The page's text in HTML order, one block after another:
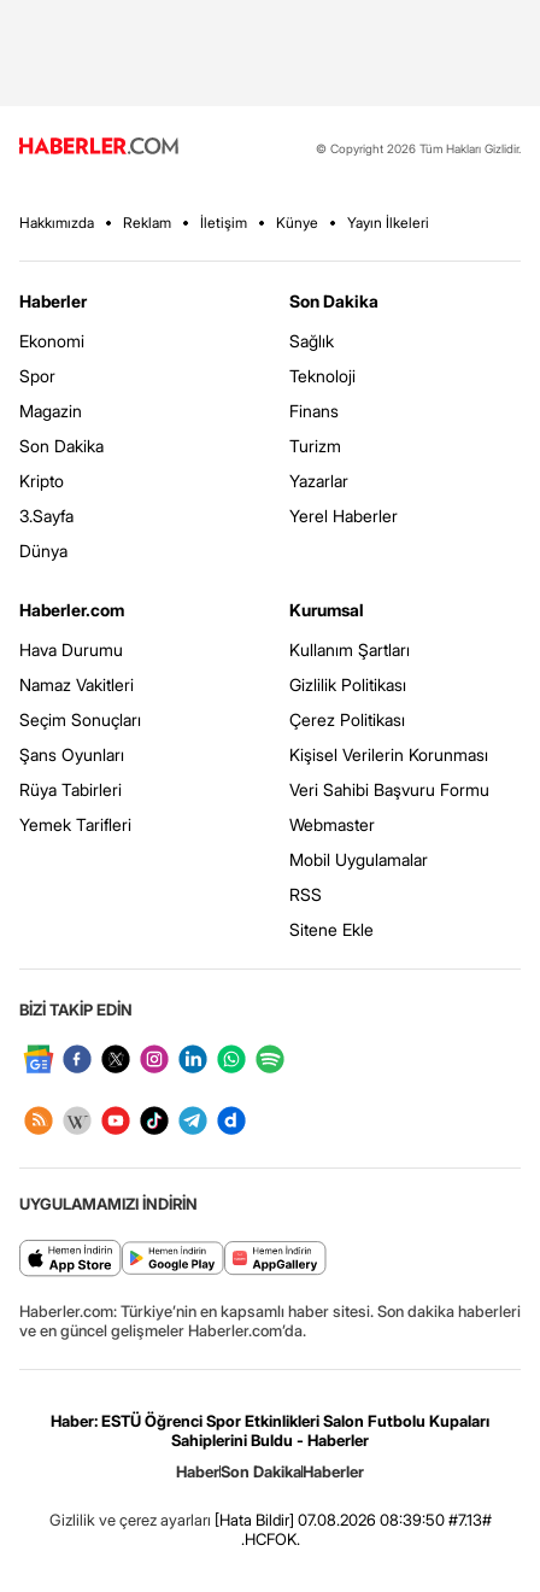
© Copyright 2026 Tüm Hakları Gizlidir.
Hakkımızda Reklam İletişim Künye Yayın İlkeleri
Haberler
Ekonomi
Spor
Magazin
Son Dakika
Kripto
3.Sayfa
Dünya
Son Dakika
Sağlık
Teknoloji
Finans
Turizm
Yazarlar
Yerel Haberler
Haberler.com
Hava Durumu
Namaz Vakitleri
Seçim Sonuçları
Şans Oyunları
Rüya Tabirleri
Yemek Tarifleri
Kurumsal
Kullanım Şartları
Gizlilik Politikası
Çerez Politikası
Kişisel Verilerin Korunması
Veri Sahibi Başvuru Formu
Webmaster
Mobil Uygulamalar
RSS
Sitene Ekle
BİZİ TAKİP EDİN
UYGULAMAMIZI İNDİRİN
Haberler.com: Türkiye’nin en kapsamlı haber sitesi. Son dakika haberleri
ve en güncel gelişmeler Haberler.com’da.
Haber: ESTÜ Öğrenci Spor Etkinlikleri Salon Futbolu Kupaları
Sahiplerini Buldu - Haberler
HaberSon DakikaHaberler
Gizlilik ve çerez ayarları [Hata Bildir] 07.08.2026 08:39:50 #7.13#
.HCFOK.